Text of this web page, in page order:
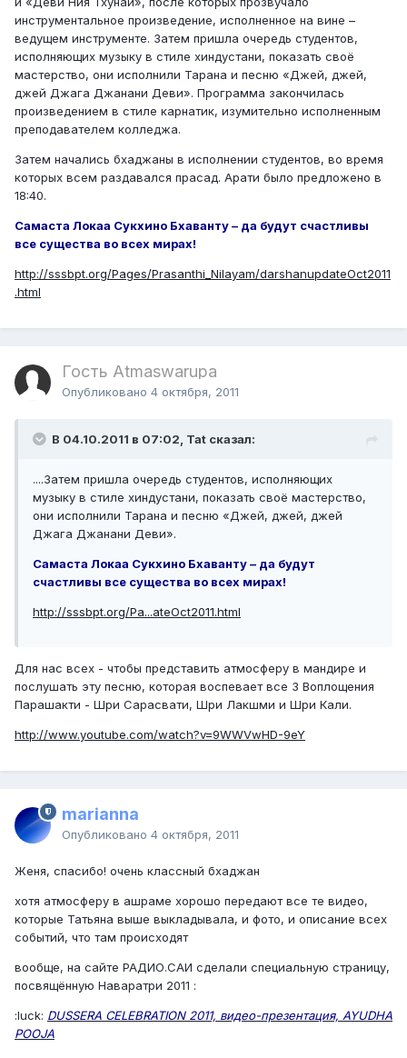
инструментальное произведение, исполненное на вине –
ведущем инструменте. Затем пришла очередь студентов,
исполняющих музыку в стиле хиндустани, показать своё
мастерство, они исполнили Тарана и песню «Джей, джей,
джей Джага Джанани Деви». Программа закончилась
произведением в стиле карнатик, изумительно исполненным
преподавателем колледжа.
Затем начались бхаджаны в исполнении студентов, во время
которых всем раздавался прасад. Арати было предложено в
18:40.
Самаста Локаа Сукхино Бхаванту – да будут счастливы
все существа во всех мирах!
http://sssbpt.org/Pages/Prasanthi_Nilayam/darshanupdateOct2011
.html
Гость Atmaswarupa
Опубликовано 4 октября, 2011
В 04.10.2011 в 07:02, Tat сказал:
....Затем пришла очередь студентов, исполняющих
музыку в стиле хиндустани, показать своё мастерство,
они исполнили Тарана и песню «Джей, джей, джей
Джага Джанани Деви».
Самаста Локаа Сукхино Бхаванту – да будут
счастливы все существа во всех мирах!
http://sssbpt.org/Pa...ateOct2011.html
Для нас всех - чтобы представить атмосферу в мандире и
послушать эту песню, которая воспевает все 3 Воплощения
Парашакти - Шри Сарасвати, Шри Лакшми и Шри Кали.
http://www.youtube.com/watch?v=9WWVwHD-9eY
marianna
Опубликовано 4 октября, 2011
Женя, спасибо! очень классный бхаджан
хотя атмосферу в ашраме хорошо передают все те видео,
которые Татьяна выше выкладывала, и фото, и описание всех
событий, что там происходят
вообще, на сайте РАДИО.САИ сделали специальную страницу,
посвящённую Наваратри 2011 :
:luck: DUSSERA CELEBRATION 2011, видео-презентация, AYUDHA
POOJA